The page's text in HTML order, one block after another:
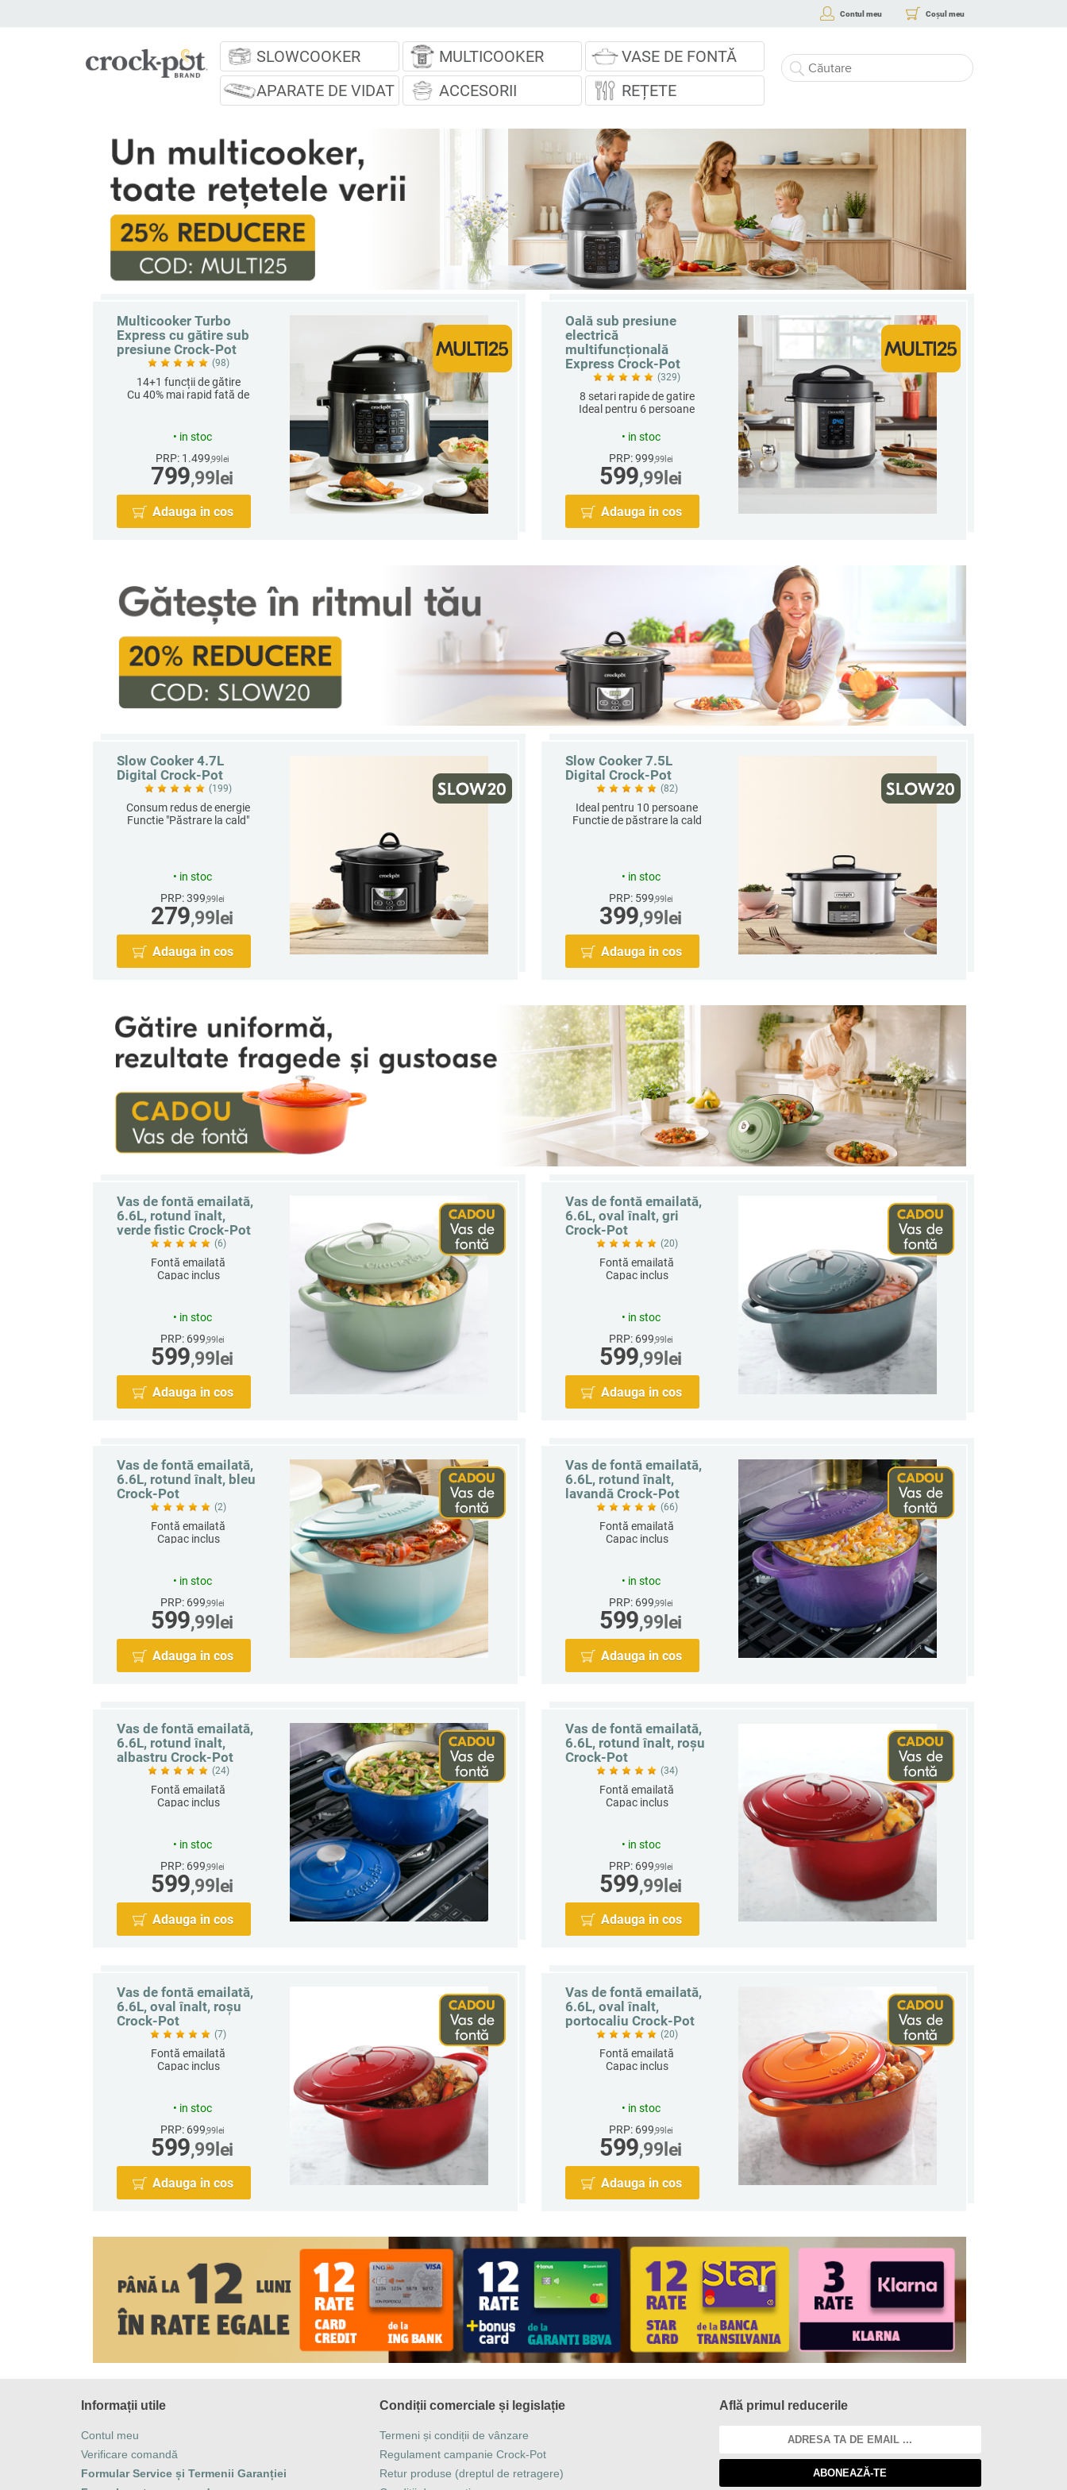
Contul meu Coșul meu
SLOWCOOKER MULTICOOKER
VASE DE FONTĂ
APARATE DE VIDAT
ACCESORII REȚETE
PROMOTIE CROCK-POT
Multicooker Turbo
Express cu gătire sub
presiune Crock-Pot
(98)
14+1 funcții de gătire
Cu 40% mai rapid față de
• in stoc
PRP: 1.499,99 lei
799,99 lei
Adauga in cos
Oală sub presiune
electrică
multifuncțională
Express Crock-Pot
(329)
8 setari rapide de gatire
Ideal pentru 6 persoane
• in stoc
PRP: 999,99 lei
599,99 lei
Adauga in cos
Slow Cooker 4.7L
Digital Crock-Pot
(199)
Consum redus de energie
Funcție "Păstrare la cald"
Timer reglabil până la 20h
• in stoc
PRP: 399,99 lei
279,99 lei
Adauga in cos
Slow Cooker 7.5L
Digital Crock-Pot
(82)
Ideal pentru 10 persoane
Funcție de păstrare la cald
• in stoc
PRP: 599,99 lei
399,99 lei
Adauga in cos
Vas de fontă emailată,
6.6L, rotund înalt,
verde fistic Crock-Pot
(6)
Fontă emailată
Capac inclus
• in stoc
PRP: 699,99 lei
599,99 lei
Adauga in cos
Vas de fontă emailată,
6.6L, oval înalt, gri
Crock-Pot
(20)
Fontă emailată
Capac inclus
• in stoc
PRP: 699,99 lei
599,99 lei
Adauga in cos
Vas de fontă emailată,
6.6L, rotund înalt, bleu
Crock-Pot
(2)
Fontă emailată
Capac inclus
• in stoc
PRP: 699,99 lei
599,99 lei
Adauga in cos
Vas de fontă emailată,
6.6L, rotund înalt,
lavandă Crock-Pot
(66)
Fontă emailată
Capac inclus
• in stoc
PRP: 699,99 lei
599,99 lei
Adauga in cos
Vas de fontă emailată,
6.6L, rotund înalt,
albastru Crock-Pot
(24)
Fontă emailată
Capac inclus
• in stoc
PRP: 699,99 lei
599,99 lei
Adauga in cos
Vas de fontă emailată,
6.6L, rotund înalt, roșu
Crock-Pot
(34)
Fontă emailată
Capac inclus
• in stoc
PRP: 699,99 lei
599,99 lei
Adauga in cos
Vas de fontă emailată,
6.6L, oval înalt, roșu
Crock-Pot
(7)
Fontă emailată
Capac inclus
• in stoc
PRP: 699,99 lei
599,99 lei
Adauga in cos
Vas de fontă emailată,
6.6L, oval înalt,
portocaliu Crock-Pot
(20)
Fontă emailată
Capac inclus
• in stoc
PRP: 699,99 lei
599,99 lei
Adauga in cos
Informații utile
Contul meu
Verificare comandă
Formular Service și Termenii Garanției
Condiții comerciale și legislație
Termeni și condiții de vânzare
Regulament campanie Crock-Pot
Retur produse (dreptul de retragere)
Află primul reducerile
ABONEAZĂ-TE